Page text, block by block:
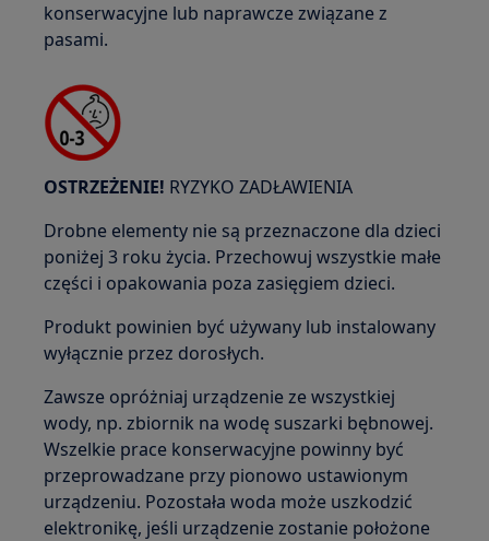
konserwacyjne lub naprawcze związane z
pasami.
OSTRZEŻENIE! RYZYKO ZADŁAWIENIA
Drobne elementy nie są przeznaczone dla dzieci
poniżej 3 roku życia. Przechowuj wszystkie małe
części i opakowania poza zasięgiem dzieci.
Produkt powinien być używany lub instalowany
wyłącznie przez dorosłych.
Zawsze opróżniaj urządzenie ze wszystkiej
wody, np. zbiornik na wodę suszarki bębnowej.
Wszelkie prace konserwacyjne powinny być
przeprowadzane przy pionowo ustawionym
urządzeniu. Pozostała woda może uszkodzić
elektronikę, jeśli urządzenie zostanie położone